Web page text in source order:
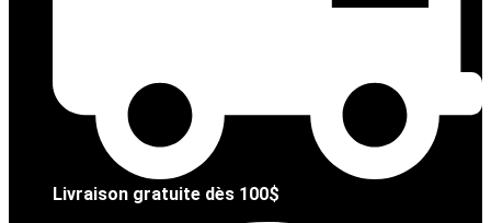
Livraison gratuite dès 100$